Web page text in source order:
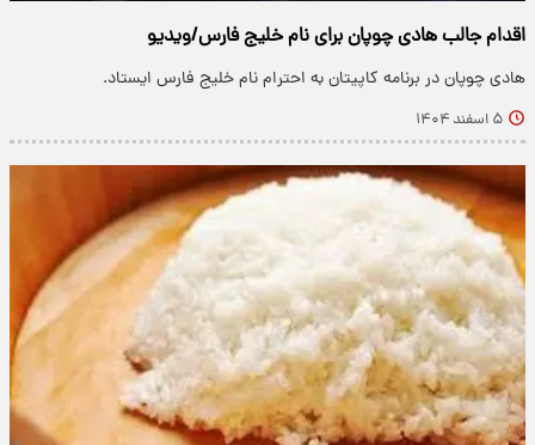
اقدام جالب هادی چوپان برای نام خلیج فارس/ویدیو
هادی چوپان در برنامه کاپیتان به احترام نام خلیج فارس ایستاد.
۵ اسفند ۱۴۰۴